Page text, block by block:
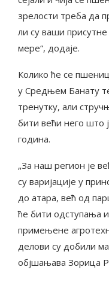
зрелости треба да
ли су ваши
мере“, додаје.
Колико ће се
у Средњем Банату
тренутку, али
бити већи него што
година.
„За наш регион је
су варијације у
до атара, већ од
ће бити одступања
примењене
делови су добили
објшањава Зорица